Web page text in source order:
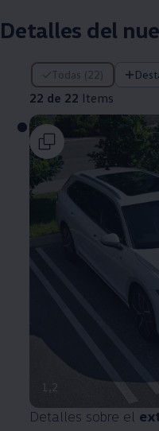
Detalles del
Todas (22)
22 de 22 Items
22 de 22 Items
1 ,2
Detalles sobre el